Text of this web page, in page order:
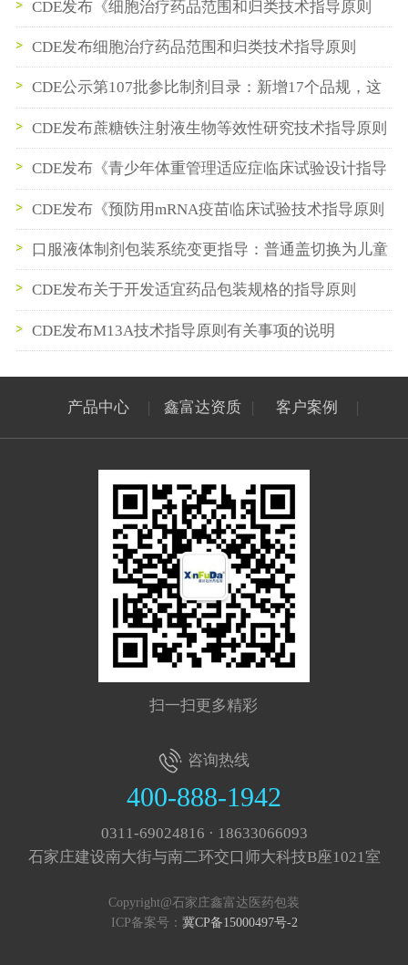
原则
CDE发布《细胞治疗药品范围和归类技术指导原则
（2026年版）》
CDE发布细胞治疗药品范围和归类技术指导原则
（2026年版）
CDE公示第107批参比制剂目录：新增17个品规，这
些品种值得关注
CDE发布蔗糖铁注射液生物等效性研究技术指导原则
公示稿
CDE发布《青少年体重管理适应症临床试验设计指导
原则（征求意见稿）》
CDE发布《预防用mRNA疫苗临床试验技术指导原则
（试行）》
口服液体制剂包装系统变更指导：普通盖切换为儿童
安全盖的申报路径与药学桥接研究
CDE发布关于开发适宜药品包装规格的指导原则
CDE发布M13A技术指导原则有关事项的说明
产品中心 | 鑫富达资质 | 客户案例 |
扫一扫更多精彩
咨询热线
400-888-1942
0311-69024816 · 18633066093
石家庄建设南大街与南二环交口师大科技B座1021室
Copyright@石家庄鑫富达医药包装
ICP备案号： 冀CP备15000497号-2